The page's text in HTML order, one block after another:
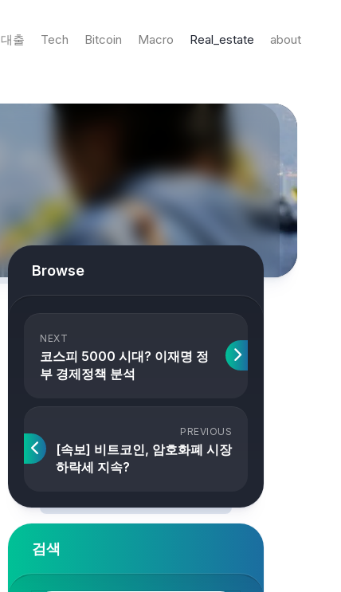
대출 Tech Bitcoin Macro Real_estate about
Browse
NEXT
코스피 5000 시대? 이재명 정
부 경제정책 분석
PREVIOUS
[속보] 비트코인, 암호화폐 시장
하락세 지속?
검색